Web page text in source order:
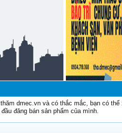
dmec.vn và có thắc mắc, bạn có
đăng bán sản phẩm của mình.